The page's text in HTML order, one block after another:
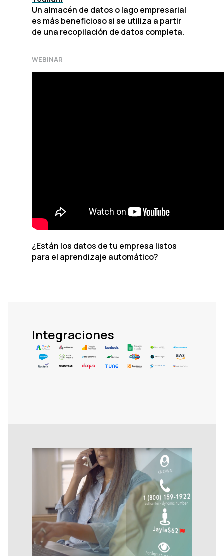
Un almacén de datos o lago empresarial
es más beneficioso si se utiliza a partir
de una recopilación de datos completa.
WEBINAR
¿Están los datos de tu empresa listos
para el aprendizaje automático?
Integraciones